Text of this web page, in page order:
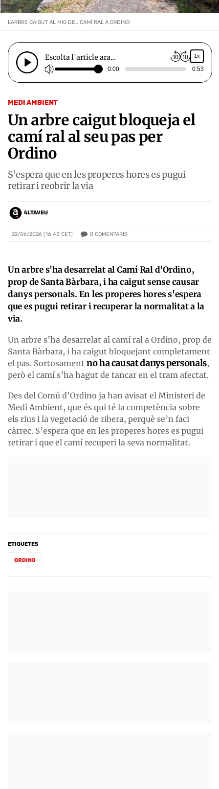
MEDI AMBIENT
Un arbre caigut bloqueja el
camí ral al seu pas per
Ordino
S'espera que en les properes hores es pugui
retirar i reobrir la via
ALTAVEU
22/06/2026 (16:43 CET) 0 COMENTARIS
L'ARBRE CAIGUT AL MIG DEL CAMÍ RAL A ORDINO
Escolta l'article ara… 1x
0:00 0:53
Un arbre s'ha desarrelat al Camí Ral d'Ordino,
prop de Santa Bàrbara, i ha caigut sense causar
danys personals. En les properes hores s'espera
que es pugui retirar i recuperar la normalitat a la
via.
Un arbre s’ha desarrelat al camí ral a Ordino, prop de
Santa Bàrbara, i ha caigut bloquejant completament
el pas. Sortosament no ha causat danys personals,
però el camí s’ha hagut de tancar en el tram afectat.
Des del Comú d’Ordino ja han avisat el Ministeri de
Medi Ambient, que és qui té la competència sobre
els rius i la vegetació de ribera, perquè se’n faci
càrrec. S’espera que en les properes hores es pugui
retirar i que el camí recuperi la seva normalitat.
ETIQUETES
ORDINO